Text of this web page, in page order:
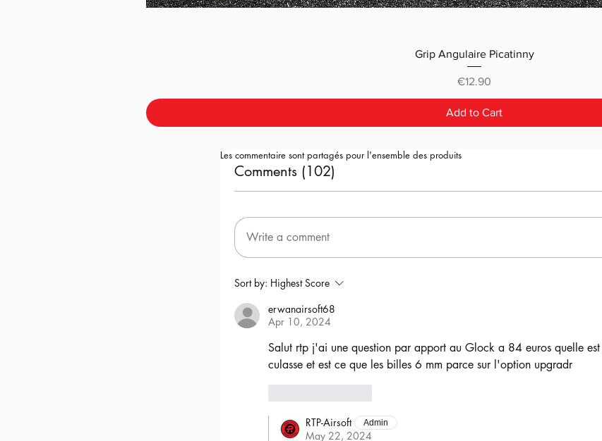
Grip Angulaire Picatinny
Price
€12.90
Add to Cart
Comments (102)
Write a comment
Sort by: Highest Score
erwanairsoft68
Apr 10, 2024
Salut rtp j'ai une question par apport au Glock a 84 euros quelle
culasse et est ce que les billes 6 mm parce sur l'option upgradr
RTP-Airsoft Admin
May 22, 2024
Les commentaire sont partagés pour l'ensemble des produits